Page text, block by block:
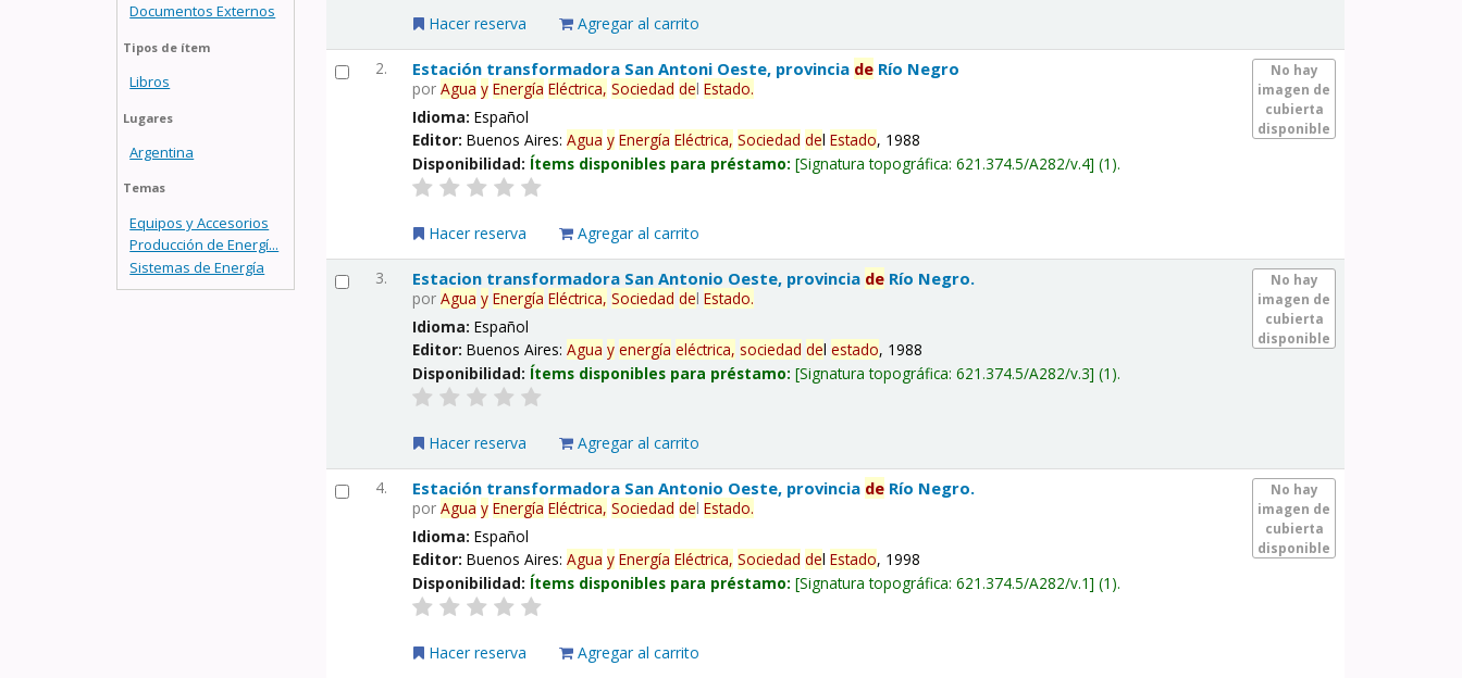
Documentos Externos
Tipos de ítem
Libros
Lugares
Argentina
Temas
Equipos y Accesorios
Producción de Energí...
Sistemas de Energía
Hacer reserva Agregar al carrito
2.
No hay
imagen de
cubierta
disponible
Estación transformadora San Antoni Oeste, provincia de Río Negro
porAgua y Energía Eléctrica, Sociedad delEstado.
Idioma:Español
Editor:Buenos Aires:Agua y Energía Eléctrica, Sociedad delEstado, 1988
Disponibilidad: Ítems disponibles para préstamo: Signatura topográfica:621.374.5/A282/v.4 (1).
Hacer reserva Agregar al carrito
3.
No hay
imagen de
cubierta
disponible
Estacion transformadora San Antonio Oeste, provincia de Río Negro.
porAgua y Energía Eléctrica, Sociedad delEstado.
Idioma:Español
Editor:Buenos Aires:Agua y energía eléctrica, sociedad delestado, 1988
Disponibilidad: Ítems disponibles para préstamo: Signatura topográfica:621.374.5/A282/v.3 (1).
Hacer reserva Agregar al carrito
4.
No hay
imagen de
cubierta
disponible
Estación transformadora San Antonio Oeste, provincia de Río Negro.
porAgua y Energía Eléctrica, Sociedad delEstado.
Idioma:Español
Editor:Buenos Aires:Agua y Energía Eléctrica, Sociedad delEstado, 1998
Disponibilidad: Ítems disponibles para préstamo: Signatura topográfica:621.374.5/A282/v.1 (1).
Hacer reserva Agregar al carrito